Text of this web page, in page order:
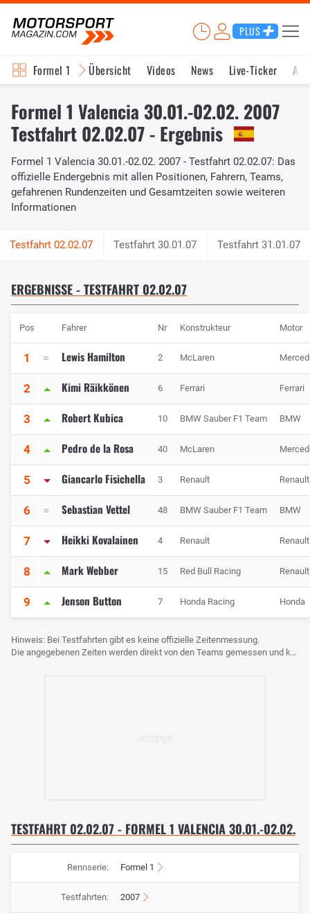
PLUS
Formel 1 Übersicht Videos News Live-Ticker
Formel 1 Valencia 30.01.-02.02. 2007
Testfahrt 02.02.07 - Ergebnis
Formel 1 Valencia 30.01.-02.02. 2007 - Testfahrt 02.02.07: Das
offizielle Endergebnis mit allen Positionen, Fahrern, Teams,
gefahrenen Rundenzeiten und Gesamtzeiten sowie weiteren
Informationen
Testfahrt 30.01.07 Testfahrt 31.01.07
ERGEBNISSE - TESTFAHRT 02.02.07
Pos Fahrer Nr Konstrukteur Motor
1 Lewis Hamilton 2 McLaren
2 Kimi Räikkönen 6 Ferrari Ferrari
3 Robert Kubica 10 BMW Sauber F1 Team BMW
4 Pedro de la Rosa 40 McLaren
5 Giancarlo Fisichella 3 Renault Renault
6 Sebastian Vettel 48 BMW Sauber F1 Team BMW
7 Heikki Kovalainen 4 Renault Renault
8 Mark Webber 15 Red Bull Racing Renault
9 Jenson Button 7 Honda Racing Honda
Hinweis: Bei Testfahrten gibt es keine offizielle Zeitenmessung.
Die angegebenen Zeiten werden direkt von den Teams gemessen und können voneinander abweichen.
TESTFAHRT 02.02.07 - FORMEL 1 VALENCIA 30.01.-02.02.
Rennserie: Formel 1
Testfahrten: 2007